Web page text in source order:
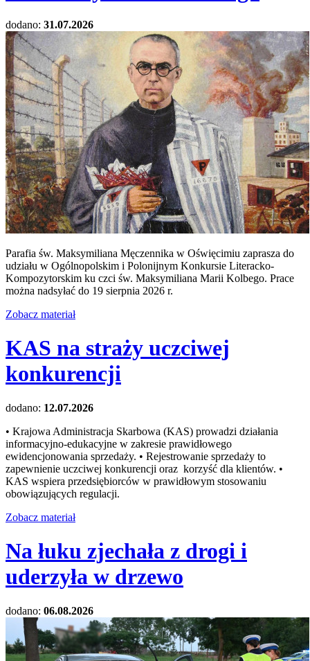
dodano: 31.07.2026
Parafia św. Maksymiliana Męczennika w Oświęcimiu zaprasza do
udziału w Ogólnopolskim i Polonijnym Konkursie Literacko-
Kompozytorskim ku czci św. Maksymiliana Marii Kolbego. Prace
można nadsyłać do 19 sierpnia 2026 r.
Zobacz materiał
KAS na straży uczciwej
konkurencji
dodano: 12.07.2026
• Krajowa Administracja Skarbowa (KAS) prowadzi działania
informacyjno-edukacyjne w zakresie prawidłowego
ewidencjonowania sprzedaży. • Rejestrowanie sprzedaży to
zapewnienie uczciwej konkurencji oraz korzyść dla klientów. •
KAS wspiera przedsiębiorców w prawidłowym stosowaniu
obowiązujących regulacji.
Zobacz materiał
Na łuku zjechała z drogi i
uderzyła w drzewo
dodano: 06.08.2026